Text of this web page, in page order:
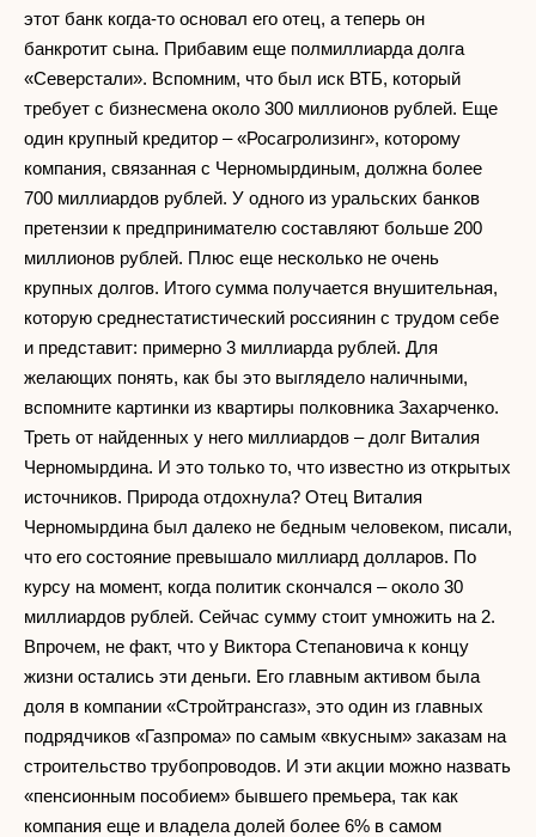
этот банк когда-то основал его отец, а теперь он
банкротит сына. Прибавим еще полмиллиарда долга
«Северстали». Вспомним, что был иск ВТБ, который
требует с бизнесмена около 300 миллионов рублей. Еще
один крупный кредитор – «Росагролизинг», которому
компания, связанная с Черномырдиным, должна более
700 миллиардов рублей. У одного из уральских банков
претензии к предпринимателю составляют больше 200
миллионов рублей. Плюс еще несколько не очень
крупных долгов. Итого сумма получается внушительная,
которую среднестатистический россиянин с трудом себе
и представит: примерно 3 миллиарда рублей. Для
желающих понять, как бы это выглядело наличными,
вспомните картинки из квартиры полковника Захарченко.
Треть от найденных у него миллиардов – долг Виталия
Черномырдина. И это только то, что известно из открытых
источников. Природа отдохнула? Отец Виталия
Черномырдина был далеко не бедным человеком, писали,
что его состояние превышало миллиард долларов. По
курсу на момент, когда политик скончался – около 30
миллиардов рублей. Сейчас сумму стоит умножить на 2.
Впрочем, не факт, что у Виктора Степановича к концу
жизни остались эти деньги. Его главным активом была
доля в компании «Стройтрансгаз», это один из главных
подрядчиков «Газпрома» по самым «вкусным» заказам на
строительство трубопроводов. И эти акции можно назвать
«пенсионным пособием» бывшего премьера, так как
компания еще и владела долей более 6% в самом